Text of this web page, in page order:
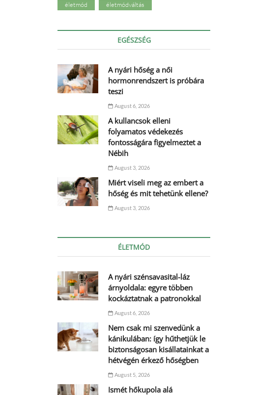
életmód életmódváltás
EGÉSZSÉG
A nyári hőség a női
hormonrendszert is próbára
teszi
August 6, 2026
A kullancsok elleni
folyamatos védekezés
fontosságára figyelmeztet a
Nébih
August 3, 2026
Miért viseli meg az embert a
hőség és mit tehetünk ellene?
August 3, 2026
ÉLETMÓD
A nyári szénsavasital-láz
árnyoldala: egyre többen
kockáztatnak a patronokkal
August 6, 2026
Nem csak mi szenvedünk a
kánikulában: így hűthetjük le
biztonságosan kisállatainkat a
hétvégén érkező hőségben
August 5, 2026
Ismét hőkupola alá